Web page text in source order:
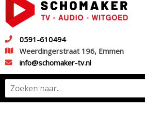
0591-610494
Weerdingerstraat 196, Emmen
info@schomaker-tv.nl